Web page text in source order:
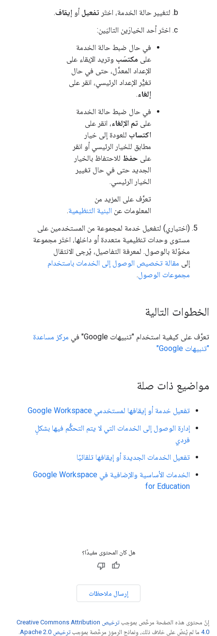
لتغيير حالة الخدمة، اختَر تفعيل أو إيقاف.
اختَر أحد الخيارَين التاليَين:
في حال ضبط حالة الخدمة
على مكتسَب وتريد الإبقاء على
الإعداد المعدَّل، حتى في حال
تغيُّر الإعداد الرئيسي، انقر على
إلغاء.
في حال ضبط حالة الخدمة
على تم الإلغاء، انقر على
اكتساب للعودة إلى خيار
مطابق للخيار الرئيسي أو انقر
على حفظ للاحتفاظ بالخيار
الجديد حتى في حال تغيير
الخيار الرئيسي.
تعرَّف على المزيد من
المعلومات عن البنية التنظيمية.
(اختياري) لتفعيل خدمة لمجموعة من المستخدمين على
مستوى وحدات تنظيمية متعددة أو داخلها، اختَر مجموعة
مخوّلة بالوصول. لمعرفة التفاصيل، يُرجى الانتقال
إلى مقالة تخصيص الوصول إلى الخدمات باستخدام
مجموعات الوصول.
الخطوات التالية
تعرَّف على كيفية استخدام "تنبيهات Google" في
مركز مساعدة
"تنبيهات Google"
مواضيع ذات صلة
تفعيل خدمة أو إيقافها لمستخدمي Google Workspace
إدارة الوصول إلى الخدمات التي لا يتم التحكُّم فيها بشكلٍ
فردي
تفعيل الخدمات الجديدة أو إيقافها تلقائيًا
الخدمات الأساسية والإضافية في Google Workspace
for Education
هل كان المحتوى مفيدًا؟
إرسال ملاحظات
إنّ محتوى هذه الصفحة مرخّص بموجب
ترخيص Creative Commons Attribution
4.0‏ ما لم يُنصّ على خلاف ذلك، ونماذج الرموز مرخّصة بموجبترخيص Apache 2.0‏
.